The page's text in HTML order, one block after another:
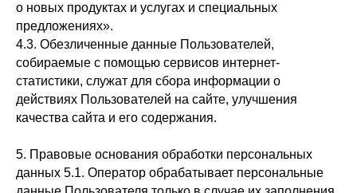
о новых продуктах и услугах и специальных
предложениях».
4.3. Обезличенные данные Пользователей,
собираемые с помощью сервисов интернет-
статистики, служат для сбора информации о
действиях Пользователей на сайте, улучшения
качества сайта и его содержания.
5. Правовые основания обработки персональных
данных 5.1. Оператор обрабатывает персональные